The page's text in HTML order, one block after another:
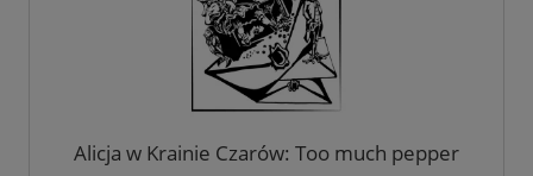
Alicja w Krainie Czarów: Too much pepper